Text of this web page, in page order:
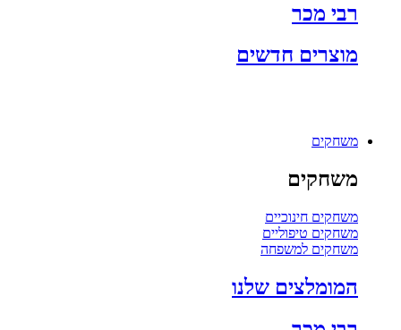
רבי מכר
מוצרים חדשים
משחקים
משחקים
משחקים חינוכיים
משחקים טיפוליים
משחקים למשפחה
המומלצים שלנו